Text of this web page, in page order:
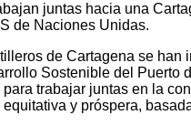
juntas hacia una
de Naciones Unidas.
de Cartagena se han
Sostenible del Puerto
trabajar juntas en la
y próspera,